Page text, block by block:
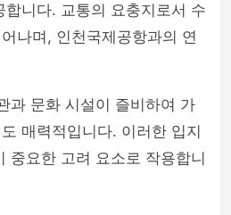
니다. 교통의 요충지로서 수
나며, 인천국제공항과의 연
과 문화 시설이 즐비하여 가
매력적입니다. 이러한 입지
중요한 고려 요소로 작용합니